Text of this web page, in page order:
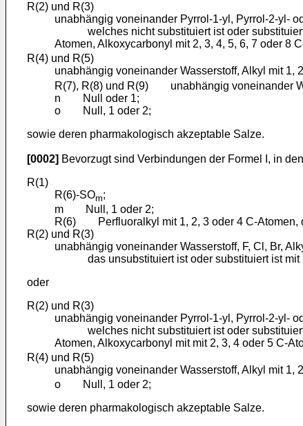
R(2) und R(3)
unabhängig voneinander Pyrrol-1-yl, Pyrrol-2-yl-
welches nicht substituiert ist oder substituiert
Atomen, Alkoxycarbonyl mit 2, 3, 4, 5, 6, 7 oder 8
R(4) und R(5)
unabhängig voneinander Wasserstoff, Alkyl mit 1,
R(7), R(8) und R(9) unabhängig voneinander
n Null oder 1;
o Null, 1 oder 2;
sowie deren pharmakologisch akzeptable Salze.
[0002] Bevorzugt sind Verbindungen der Formel I, in
R(1)
R(6)-SOm;
m Null, 1 oder 2;
R(6) Perfluoralkyl mit 1, 2, 3 oder 4 C-Atomen,
R(2) und R(3)
unabhängig voneinander Wasserstoff, F, Cl, Br,
das unsubstituiert ist oder substituiert ist mit 1
oder
R(2) und R(3)
unabhängig voneinander Pyrrol-1-yl, Pyrrol-2-yl-
welches nicht substituiert ist oder substituiert
Atomen, Alkoxycarbonyl mit mit 2, 3, 4 oder 5 C-
R(4) und R(5)
unabhängig voneinander Wasserstoff, Alkyl mit 1,
o Null, 1 oder 2;
sowie deren pharmakologisch akzeptable Salze.